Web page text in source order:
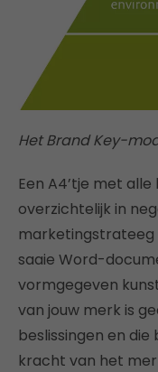
Het Brand Key-
Een A4’tje met
overzichtelijk in
marketingstrateeg
saaie Word-
vormgegeven
van jouw merk is
beslissingen en
kracht van het